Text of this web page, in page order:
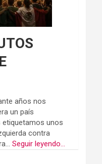
años nos
un país
etiquetamos unos
contra
Seguir leyendo...